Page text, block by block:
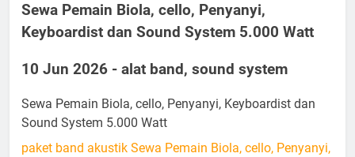
Sewa Pemain Biola, cello, Penyanyi,
Keyboardist dan Sound System 5.000 Watt
10 Jun 2026 - alat band, sound system
Sewa Pemain Biola, cello, Penyanyi, Keyboardist dan
Sound System 5.000 Watt
paket band akustik Sewa Pemain Biola, cello, Penyanyi,